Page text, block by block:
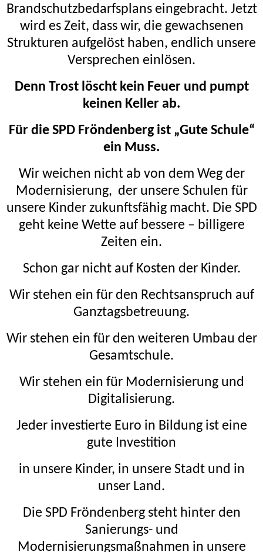
Brandschutzbedarfsplans eingebracht. Jetzt
wird es Zeit, dass wir, die gewachsenen
Strukturen aufgelöst haben, endlich unsere
Versprechen einlösen.
Denn Trost löscht kein Feuer und pumpt
keinen Keller ab.
Für die SPD Fröndenberg ist „Gute Schule“
ein Muss.
Wir weichen nicht ab von dem Weg der
Modernisierung, der unsere Schulen für
unsere Kinder zukunftsfähig macht. Die SPD
geht keine Wette auf bessere – billigere
Zeiten ein.
Schon gar nicht auf Kosten der Kinder.
Wir stehen ein für den Rechtsanspruch auf
Ganztagsbetreuung.
Wir stehen ein für den weiteren Umbau der
Gesamtschule.
Wir stehen ein für Modernisierung und
Digitalisierung.
Jeder investierte Euro in Bildung ist eine
gute Investition
in unsere Kinder, in unsere Stadt und in
unser Land.
Die SPD Fröndenberg steht hinter den
Sanierungs- und
Modernisierungsmaßnahmen in unsere